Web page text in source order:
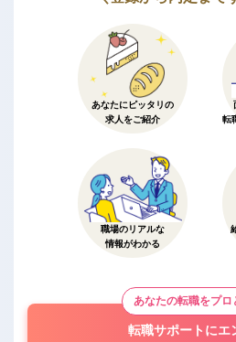
あなたにピッタリの
求人をご紹介
転
職場のリアルな
情報がわかる
あなたの転職をプロ
転職サポートにエ